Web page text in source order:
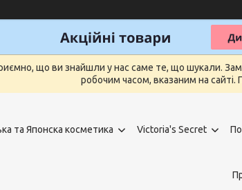
що ви знайшли у нас саме те, що шукали.
робочим часом, вказаним на сайті.
та Японска косметика Victoria's Secret